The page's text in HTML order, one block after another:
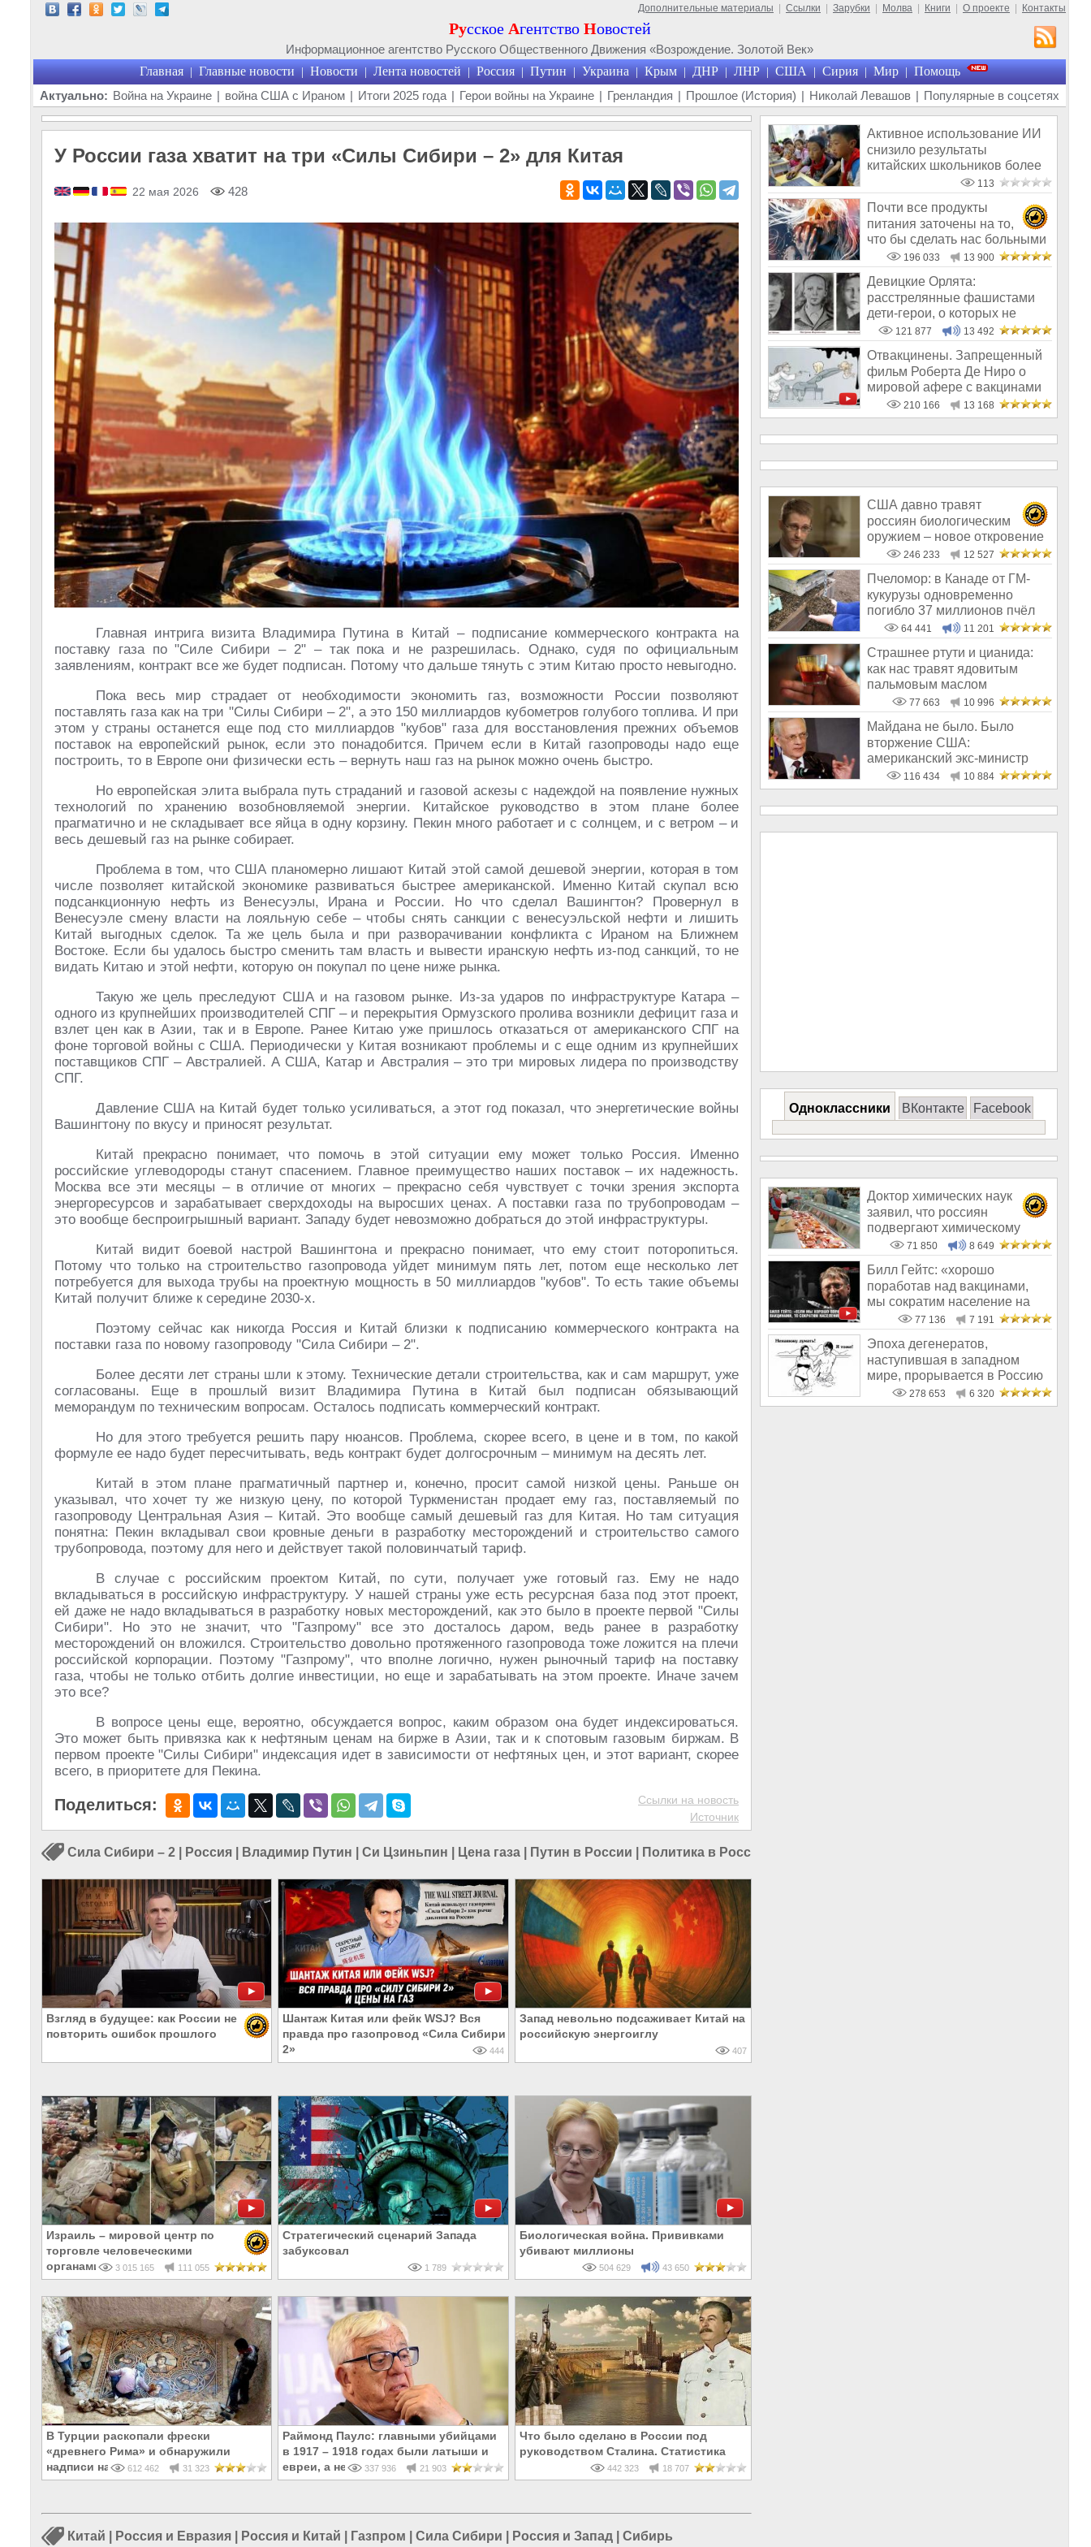
Дополнительные материалы Ссылки Зарубки Молва Книги О проекте Контакты
Русское Агентство Новостей
Информационное агентство Русского Общественного Движения «Возрождение. Золотой Век»
Главная | Главные новости | Новости | Лента новостей | Россия | Путин | Украина | Крым | ДНР | ЛНР | США | Сирия | Мир | Помощь
Актуально: Война на Украине | война США с Ираном | Итоги 2025 года | Герои войны на Украине | Гренландия | Прошлое (История) | Николай Левашов | Популярные в соцсетях
У России газа хватит на три «Силы Сибири – 2» для Китая
22 мая 2026 428
Главная интрига визита Владимира Путина в Китай – подписание коммерческого контракта на
поставку газа по "Силе Сибири – 2" – так пока и не разрешилась. Однако, судя по официальным
заявлениям, контракт все же будет подписан. Потому что дальше тянуть с этим Китаю просто невыгодно.
Пока весь мир страдает от необходимости экономить газ, возможности России позволяют
поставлять газа как на три "Силы Сибири – 2", а это 150 миллиардов кубометров голубого топлива. И при
этом у страны останется еще под сто миллиардов "кубов" газа для восстановления прежних объемов
поставок на европейский рынок, если это понадобится. Причем если в Китай газопроводы надо еще
построить, то в Европе они физически есть – вернуть наш газ на рынок можно очень быстро.
Но европейская элита выбрала путь страданий и газовой аскезы с надеждой на появление нужных
технологий по хранению возобновляемой энергии. Китайское руководство в этом плане более
прагматично и не складывает все яйца в одну корзину. Пекин много работает и с солнцем, и с ветром – и
весь дешевый газ на рынке собирает.
Проблема в том, что США планомерно лишают Китай этой самой дешевой энергии, которая в том
числе позволяет китайской экономике развиваться быстрее американской. Именно Китай скупал всю
подсанкционную нефть из Венесуэлы, Ирана и России. Но что сделал Вашингтон? Провернул в
Венесуэле смену власти на лояльную себе – чтобы снять санкции с венесуэльской нефти и лишить
Китай выгодных сделок. Та же цель была и при разворачивании конфликта с Ираном на Ближнем
Востоке. Если бы удалось быстро сменить там власть и вывести иранскую нефть из-под санкций, то не
видать Китаю и этой нефти, которую он покупал по цене ниже рынка.
Такую же цель преследуют США и на газовом рынке. Из-за ударов по инфраструктуре Катара –
одного из крупнейших производителей СПГ – и перекрытия Ормузского пролива возникли дефицит газа и
взлет цен как в Азии, так и в Европе. Ранее Китаю уже пришлось отказаться от американского СПГ на
фоне торговой войны с США. Периодически у Китая возникают проблемы и с еще одним из крупнейших
поставщиков СПГ – Австралией. А США, Катар и Австралия – это три мировых лидера по производству
СПГ.
Давление США на Китай будет только усиливаться, а этот год показал, что энергетические войны
Вашингтону по вкусу и приносят результат.
Китай прекрасно понимает, что помочь в этой ситуации ему может только Россия. Именно
российские углеводороды станут спасением. Главное преимущество наших поставок – их надежность.
Москва все эти месяцы – в отличие от многих – прекрасно себя чувствует с точки зрения экспорта
энергоресурсов и зарабатывает сверхдоходы на выросших ценах. А поставки газа по трубопроводам –
это вообще беспроигрышный вариант. Западу будет невозможно добраться до этой инфраструктуры.
Китай видит боевой настрой Вашингтона и прекрасно понимает, что ему стоит поторопиться.
Потому что только на строительство газопровода уйдет минимум пять лет, потом еще несколько лет
потребуется для выхода трубы на проектную мощность в 50 миллиардов "кубов". То есть такие объемы
Китай получит ближе к середине 2030-х.
Поэтому сейчас как никогда Россия и Китай близки к подписанию коммерческого контракта на
поставки газа по новому газопроводу "Сила Сибири – 2".
Более десяти лет страны шли к этому. Технические детали строительства, как и сам маршрут, уже
согласованы. Еще в прошлый визит Владимира Путина в Китай был подписан обязывающий
меморандум по техническим вопросам. Осталось подписать коммерческий контракт.
Но для этого требуется решить пару нюансов. Проблема, скорее всего, в цене и в том, по какой
формуле ее надо будет пересчитывать, ведь контракт будет долгосрочным – минимум на десять лет.
Китай в этом плане прагматичный партнер и, конечно, просит самой низкой цены. Раньше он
указывал, что хочет ту же низкую цену, по которой Туркменистан продает ему газ, поставляемый по
газопроводу Центральная Азия – Китай. Это вообще самый дешевый газ для Китая. Но там ситуация
понятна: Пекин вкладывал свои кровные деньги в разработку месторождений и строительство самого
трубопровода, поэтому для него и действует такой половинчатый тариф.
В случае с российским проектом Китай, по сути, получает уже готовый газ. Ему не надо
вкладываться в российскую инфраструктуру. У нашей страны уже есть ресурсная база под этот проект,
ей даже не надо вкладываться в разработку новых месторождений, как это было в проекте первой "Силы
Сибири". Но это не значит, что "Газпрому" все это досталось даром, ведь ранее в разработку
месторождений он вложился. Строительство довольно протяженного газопровода тоже ложится на плечи
российской корпорации. Поэтому "Газпрому", что вполне логично, нужен рыночный тариф на поставку
газа, чтобы не только отбить долгие инвестиции, но еще и зарабатывать на этом проекте. Иначе зачем
это все?
В вопросе цены еще, вероятно, обсуждается вопрос, каким образом она будет индексироваться.
Это может быть привязка как к нефтяным ценам на бирже в Азии, так и к спотовым газовым биржам. В
первом проекте "Силы Сибири" индексация идет в зависимости от нефтяных цен, и этот вариант, скорее
всего, в приоритете для Пекина.
Поделиться:
Ссылки на новость
Источник
Сила Сибири – 2 Россия Владимир Путин Си Цзиньпин Цена газа Путин в России Политика в России
Взгляд в будущее: как России не
повторить ошибок прошлого
Шантаж Китая или фейк WSJ? Вся
правда про газопровод «Сила Сибири
2»
444
Запад невольно подсаживает Китай на
российскую энергоиглу
407
Израиль – мировой центр по
торговле человеческими
органами
3 015 165 111 055
Стратегический сценарий Запада
забуксовал
1 789
Биологическая война. Прививками
убивают миллионы
504 629 43 650
В Турции раскопали фрески
«древнего Рима» и обнаружили
надписи на Русском!
612 462 31 323
Раймонд Паулс: главными убийцами
в 1917 – 1918 годах были латыши и
евреи, а не русские
337 936 21 903
Что было сделано в России под
руководством Сталина. Статистика
442 323 18 707
Китай Россия и Евразия Россия и Китай Газпром Сила Сибири Россия и Запад Сибирь
Активное использование ИИ
снизило результаты
китайских школьников более
113
Почти все продукты
питания заточены на то,
что бы сделать нас больными
и бесплодным
196 033 13 900
Девицкие Орлята:
расстрелянные фашистами
дети-герои, о которых не
рассказывают в шк
121 877 13 492
Отвакцинены. Запрещенный
фильм Роберта Де Ниро о
мировой афере с вакцинами
210 166 13 168
США давно травят
россиян биологическим
оружием – новое откровение
Эдварда Сноудена
246 233 12 527
Пчеломор: в Канаде от ГМ-
кукурузы одновременно
погибло 37 миллионов пчёл
64 441 11 201
Страшнее ртути и цианида:
как нас травят ядовитым
пальмовым маслом
77 663 10 996
Майдана не было. Было
вторжение США:
американский экс-министр
написал открытое пись
116 434 10 884
Одноклассники ВКонтакте Facebook
Доктор химических наук
заявил, что россиян
подвергают химическому
геноциду71 850 8 649
Билл Гейтс: «хорошо
поработав над вакцинами,
мы сократим население на
10-15%»77 136 7 191
Эпоха дегенератов,
наступившая в западном
мире, прорывается в Россию
278 653 6 320